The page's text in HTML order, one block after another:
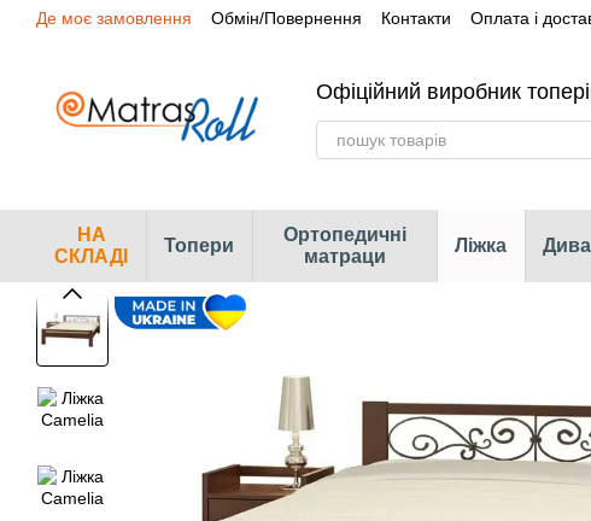
Перейти до основного контенту
Де моє замовлення Обмін/Повернення Контакти Оплата і
Офіційний виробник
НА
СКЛАДІ
Топери
Ортопедичні
матраци
Ліжка